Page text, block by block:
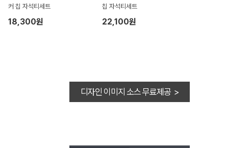
커 칩 자석티세트
18,300원
칩 자석티세트
22,100원
디자인 이미지 소스 무료제공 >